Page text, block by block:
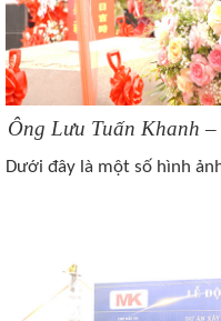
Ông Lưu Tuấn Khanh
Dưới đây là một số hình